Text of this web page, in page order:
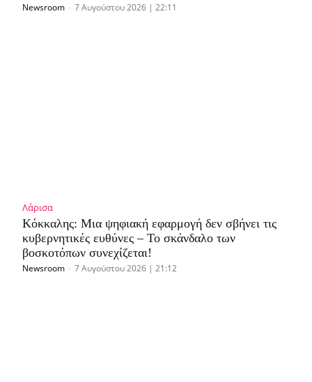
Newsroom - 7 Αυγούστου 2026 | 22:11
Λάρισα
Κόκκαλης: Μια ψηφιακή εφαρμογή δεν σβήνει τις
κυβερνητικές ευθύνες – Το σκάνδαλο των
βοσκοτόπων συνεχίζεται!
Newsroom - 7 Αυγούστου 2026 | 21:12